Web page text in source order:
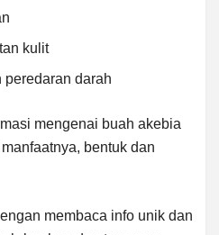
kulit
peredaran darah
mengenai buah akebia
bentuk dan
membaca info unik dan